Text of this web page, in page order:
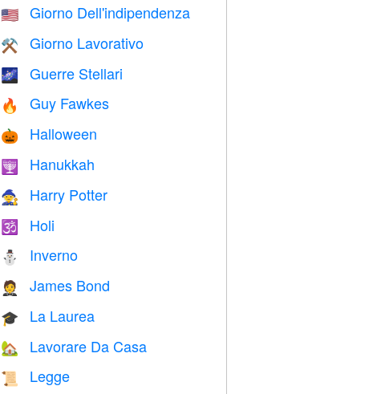
🇺🇸 Giorno Dell'indipendenza
⚒️ Giorno Lavorativo
🌌 Guerre Stellari
🔥 Guy Fawkes
🎃 Halloween
🕎 Hanukkah
🧙 Harry Potter
🕉 Holi
⛄ Inverno
🤵 James Bond
🎓 La Laurea
🏡 Lavorare Da Casa
📜 Legge